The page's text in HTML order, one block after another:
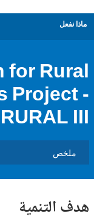
for